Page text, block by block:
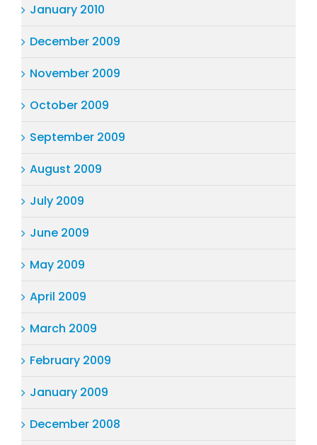
January 2010
December 2009
November 2009
October 2009
September 2009
August 2009
July 2009
June 2009
May 2009
April 2009
March 2009
February 2009
January 2009
December 2008